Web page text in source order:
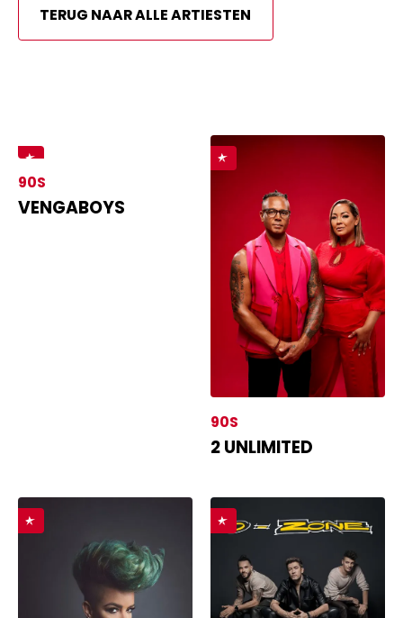
TERUG NAAR ALLE ARTIESTEN
VENGABOYS
90S
2 UNLIMITED
90S